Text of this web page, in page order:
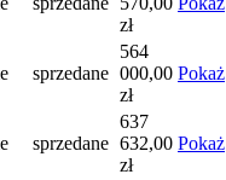
zł
sprzedane
564
000,00
zł
Pokaż
sprzedane
637
632,00
zł
Pokaż